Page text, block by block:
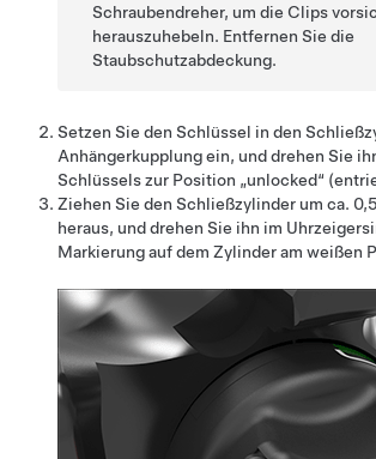
Schraubendreher, um die Clips
herauszuhebeln. Entfernen Sie die
Staubschutzabdeckung.
Setzen Sie den Schlüssel in den
Anhängerkupplung ein, und drehen Sie
Schlüssels zur Position „unlocked“
Ziehen Sie den Schließzylinder um ca.
heraus, und drehen Sie ihn im
Markierung auf dem Zylinder am weißen